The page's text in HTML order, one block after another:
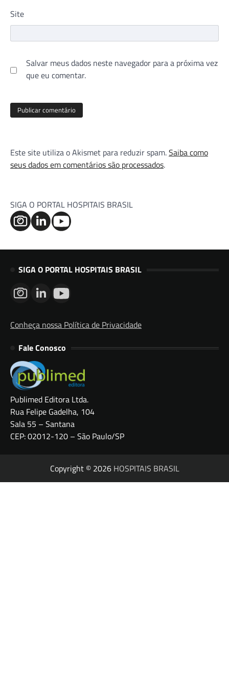
Site
Salvar meus dados neste navegador para a próxima vez
que eu comentar.
Este site utiliza o Akismet para reduzir spam.Saiba como
seus dados em comentários são processados.
SIGA O PORTAL HOSPITAIS BRASIL
SIGA O PORTAL HOSPITAIS BRASIL
Conheça nossa Política de Privacidade
Fale Conosco
Publimed Editora Ltda.
Rua Felipe Gadelha, 104
Sala 55 – Santana
CEP: 02012-120 – São Paulo/SP
Copyright © 2026 HOSPITAIS BRASIL